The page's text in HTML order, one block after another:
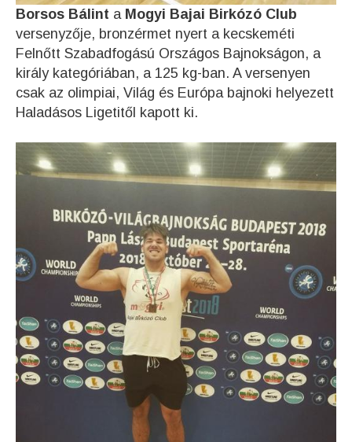
Borsos Bálint a Mogyi Bajai Birkózó Club
versenyzője, bronzérmet nyert a kecskeméti
Felnőtt Szabadfogású Országos Bajnokságon, a
király kategóriában, a 125 kg-ban. A versenyen
csak az olimpiai, Világ és Európa bajnoki helyezett
Haladásos Ligetitől kapott ki.